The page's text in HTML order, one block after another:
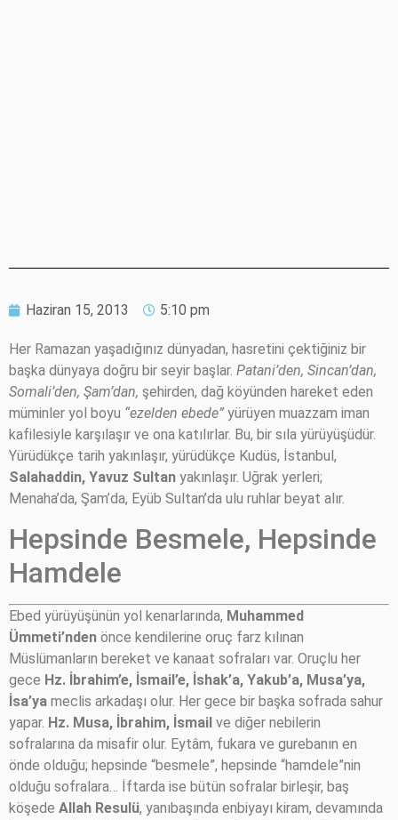
Haziran 15, 2013 5:10 pm
Her Ramazan yaşadığınız dünyadan, hasretini çektiğiniz bir
başka dünyaya doğru bir seyir başlar. Patani’den, Sincan’dan,
Somali’den, Şam’dan, şehirden, dağ köyünden hareket eden
müminler yol boyu “ezelden ebede” yürüyen muazzam iman
kafilesiyle karşılaşır ve ona katılırlar. Bu, bir sıla yürüyüşüdür.
Yürüdükçe tarih yakınlaşır, yürüdükçe Kudüs, İstanbul,
Salahaddin, Yavuz Sultan yakınlaşır. Uğrak yerleri;
Menaha’da, Şam’da, Eyüb Sultan’da ulu ruhlar beyat alır.
Hepsinde Besmele, Hepsinde
Hamdele
Ebed yürüyüşünün yol kenarlarında, Muhammed
Ümmeti’nden önce kendilerine oruç farz kılınan
Müslümanların bereket ve kanaat sofraları var. Oruçlu her
gece Hz. İbrahim’e, İsmail’e, İshak’a, Yakub’a, Musa’ya,
İsa’ya meclis arkadaşı olur. Her gece bir başka sofrada sahur
yapar. Hz. Musa, İbrahim, İsmail ve diğer nebilerin
sofralarına da misafir olur. Eytâm, fukara ve gurebanın en
önde olduğu; hepsinde “besmele”, hepsinde “hamdele”nin
olduğu sofralara… İftarda ise bütün sofralar birleşir, baş
köşede Allah Resulü, yanıbaşında enbiyayı kiram, devamında